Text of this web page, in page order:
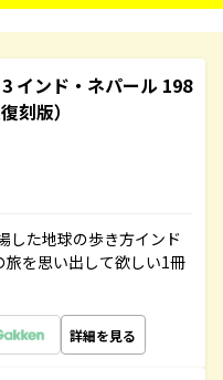
インド・ネパール 198
刻版）
した地球の歩き方インド
を思い出して欲しい1冊
詳細を見る